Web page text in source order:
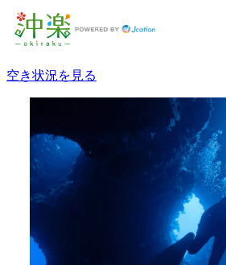
空き状況を見る